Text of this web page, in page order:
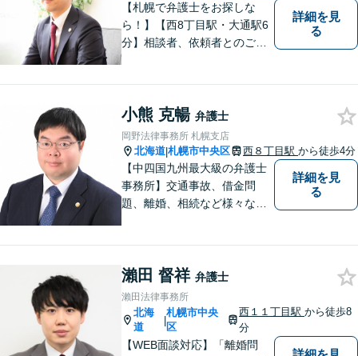
【札幌で弁護士をお探しな
ら！】【西8丁目駅・大通駅6
分】相談者、依頼者とのご縁
詳細を見
る
小熊 克暢 弁護士
岡野法律事務所 札幌支店
北海道|札幌市中央区 西８丁目駅 から徒歩4分
【中四国九州最大級の弁護士
事務所】交通事故、借金問
題、離婚、相続など様々な問
い！
詳細を見
る
瀨田 督祥 弁護士
瀨田法律事務所
北海
道
|
札幌市中央
区
西１１丁目駅から徒歩8
分
【WEB面談対応】「離婚問